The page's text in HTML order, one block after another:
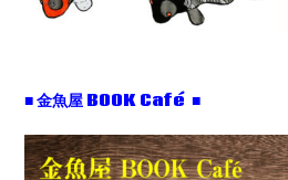
■ 金魚屋 BOOK Café ■